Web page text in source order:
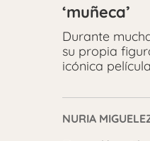
‘muñeca’
Durante
su propia
icónica
NURIA